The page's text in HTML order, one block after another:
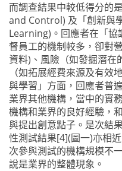
而調查結果中較低得分的
and Control) 及「創新與
Learning)。回應者在「協
督員工的機制較多，卻對
資料)、風險（如發掘潛在
（如拓展經費來源及有效
與學習」方面，回應者普
業界其他機構，當中的實
機構和業界的良好經驗，
與提出創意點子。是次結
性測試結果[4](圖一)亦相
次參與測試的機構規模不
說是業界的整體現象。